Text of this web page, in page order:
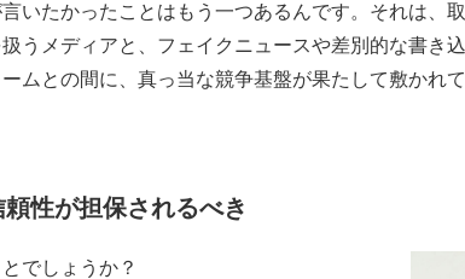
いたかったことはもう一つあるんです。それは、
うメディアと、フェイクニュースや差別的な書き
ムとの間に、真っ当な競争基盤が果たして敷かれ
性が担保されるべき
でしょうか？